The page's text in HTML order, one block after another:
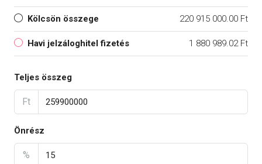
Kölcsön összege 220 915 000.00 Ft
Havi jelzáloghitel fizetés 1 880 989.02 Ft
Teljes összeg
Ft
Önrész
%